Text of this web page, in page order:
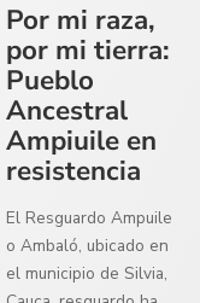
Por mi raza,
por mi tierra:
Pueblo
Ancestral
Ampiuile en
resistencia
El Resguardo Ampuile
o Ambaló, ubicado en
el municipio de Silvia,